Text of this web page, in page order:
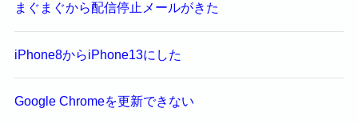
まぐまぐから配信停止メールがきた
iPhone8からiPhone13にした
Google Chromeを更新できない